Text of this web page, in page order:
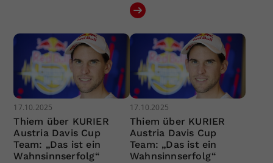
17.10.2025
Thiem über KURIER
Austria Davis Cup
Team: „Das ist ein
Wahnsinnserfolg“
17.10.2025
Thiem über KURIER
Austria Davis Cup
Team: „Das ist ein
Wahnsinnserfolg“